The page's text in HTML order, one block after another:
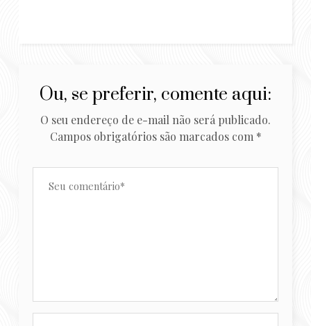
Ou, se preferir, comente aqui:
O seu endereço de e-mail não será publicado.
Campos obrigatórios são marcados com *